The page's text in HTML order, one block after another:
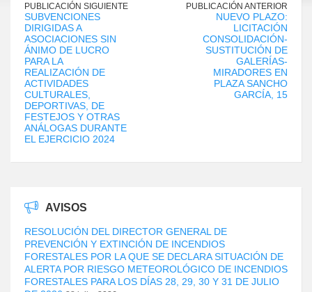
PUBLICACIÓN SIGUIENTE
SUBVENCIONES
DIRIGIDAS A
ASOCIACIONES SIN
ÁNIMO DE LUCRO
PARA LA
REALIZACIÓN DE
ACTIVIDADES
CULTURALES,
DEPORTIVAS, DE
FESTEJOS Y OTRAS
ANÁLOGAS DURANTE
EL EJERCICIO 2024
PUBLICACIÓN ANTERIOR
NUEVO PLAZO:
LICITACIÓN
CONSOLIDACIÓN-
SUSTITUCIÓN DE
GALERÍAS-
MIRADORES EN
PLAZA SANCHO
GARCÍA, 15
AVISOS
RESOLUCIÓN DEL DIRECTOR GENERAL DE
PREVENCIÓN Y EXTINCIÓN DE INCENDIOS
FORESTALES POR LA QUE SE DECLARA SITUACIÓN DE
ALERTA POR RIESGO METEOROLÓGICO DE INCENDIOS
FORESTALES PARA LOS DÍAS 28, 29, 30 Y 31 DE JULIO